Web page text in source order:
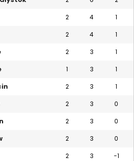
2 4 1
2 4 1
2 3 1
1 3 1
2 3 1
2 3 0
2 3 0
2 3 0
2 3 -1